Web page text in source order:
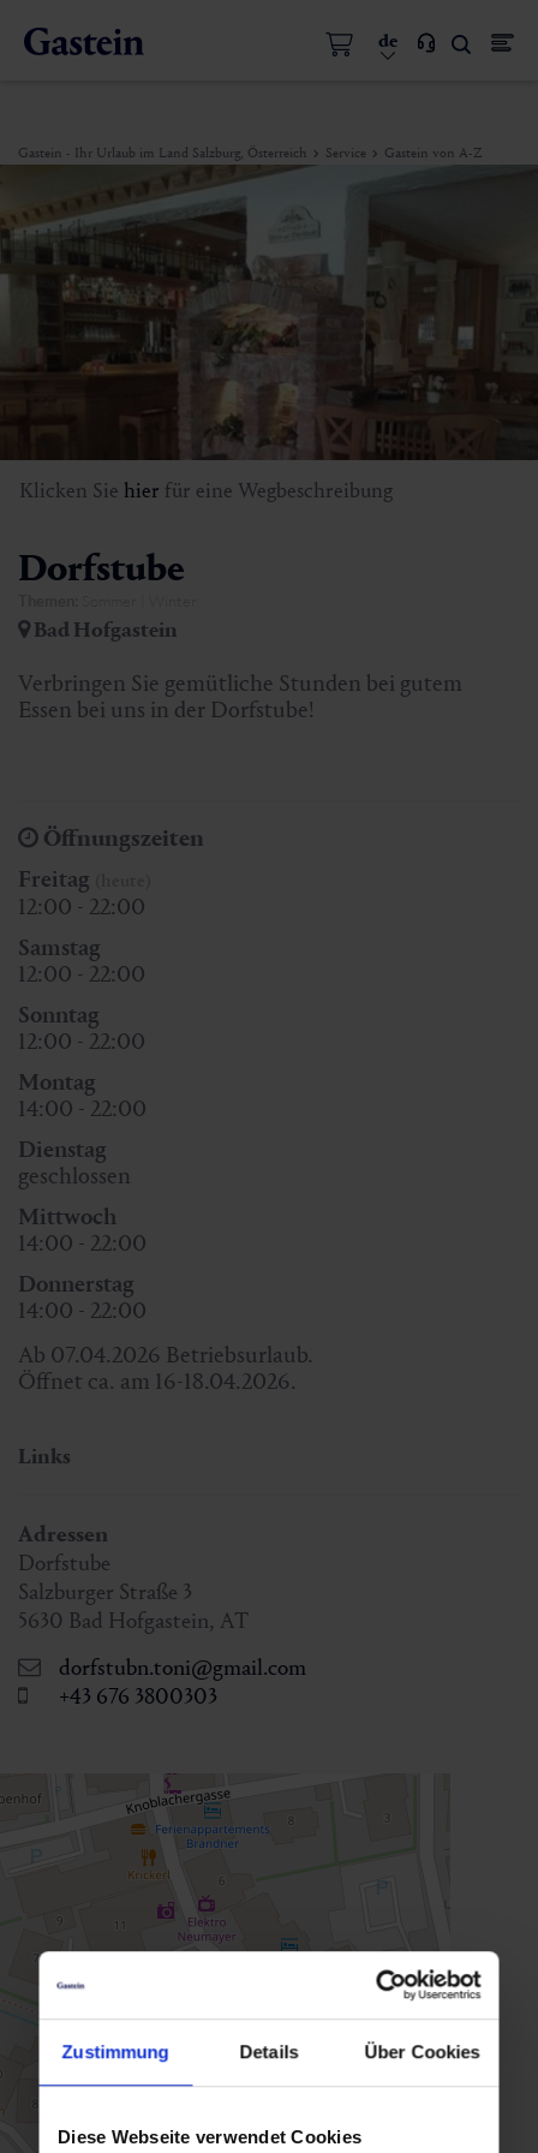
Zustimmung Details Über Cookies
Diese Webseite verwendet Cookies
de
Gastein - Ihr Urlaub im Land Salzburg, Österreich Service Gastein von A-Z
Klicken Sie hier für eine Wegbeschreibung
Dorfstube
Bad Hofgastein
Verbringen Sie gemütliche Stunden bei gutem
Essen bei uns in der Dorfstube!
Öffnungszeiten
Freitag
12:00 - 22:00
Samstag
12:00 - 22:00
Sonntag
12:00 - 22:00
Montag
14:00 - 22:00
Dienstag
geschlossen
Mittwoch
14:00 - 22:00
Donnerstag
14:00 - 22:00
Ab 07.04.2026 Betriebsurlaub.
Öffnet ca. am 16-18.04.2026.
Links
Adressen
Dorfstube
Salzburger Straße 3
5630 Bad Hofgastein, AT
dorfstubn.toni@gmail.com
+43 676 3800303